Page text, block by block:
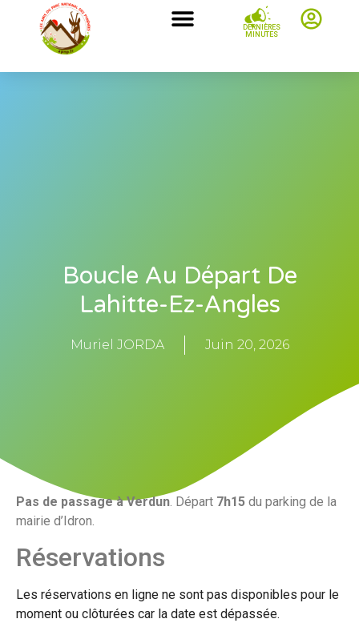
DERNIÈRES
MINUTES
Boucle Au Départ De
Lahitte-Ez-Angles
Muriel JORDA Juin 20, 2026
Pas de passage à Verdun . Départ 7h15 du parking de la
mairie d’Idron.
Réservations
Les réservations en ligne ne sont pas disponibles pour le
moment ou clôturées car la date est dépassée.